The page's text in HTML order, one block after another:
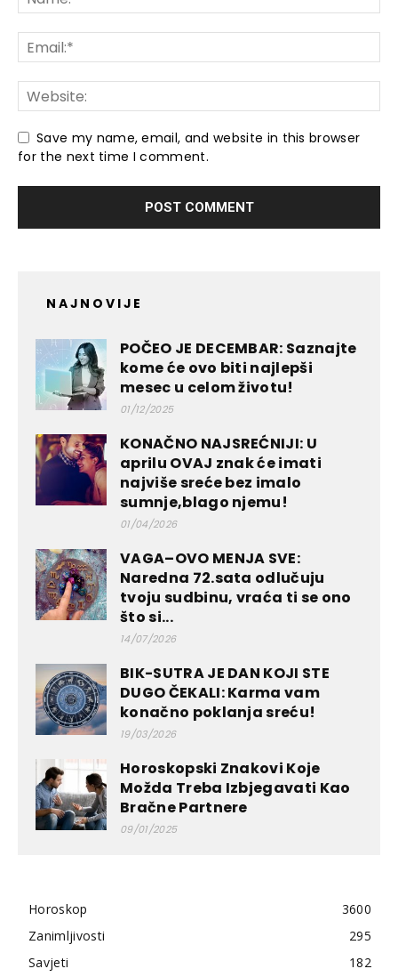
Save my name, email, and website in this browser
for the next time I comment.
NAJNOVIJE
POČEO JE DECEMBAR: Saznajte
kome će ovo biti najlepši
mesec u celom životu!
01/12/2025
KONAČNO NAJSREĆNIJI: U
aprilu OVAJ znak će imati
najviše sreće bez imalo
sumnje,blago njemu!
01/04/2026
VAGA–OVO MENJA SVE:
Naredna 72.sata odlučuju
tvoju sudbinu, vraća ti se ono
što si...
14/07/2026
BIK-SUTRA JE DAN KOJI STE
DUGO ČEKALI: Karma vam
konačno poklanja sreću!
19/03/2026
Horoskopski Znakovi Koje
Možda Treba Izbjegavati Kao
Bračne Partnere
09/01/2025
Horoskop
3600
Zanimljivosti
295
Savjeti
182